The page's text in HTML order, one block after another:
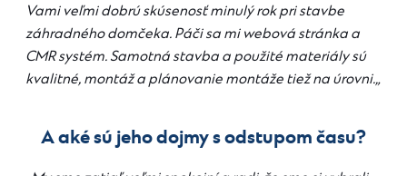
Vami veľmi dobrú skúsenosť minulý rok pri stavbe
záhradného domčeka. Páči sa mi webová stránka a
CMR systém. Samotná stavba a použité materiály sú
kvalitné, montáž a plánovanie montáže tiež na úrovni.„
A aké sú jeho dojmy s odstupom času?